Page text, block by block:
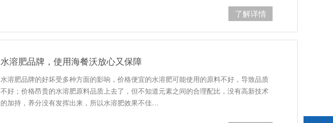
了解详情
水溶肥品牌，使用海餐沃放心又保障
水溶肥品牌的好坏受多种方面的影响，价格便宜的水溶肥可能使用的原料不好，导致品质
不好；价格昂贵的水溶肥原料品质上去了，但不知道元素之间的合理配比，没有高新技术
的加持，养分没有发挥出来，所以水溶肥效果不佳…